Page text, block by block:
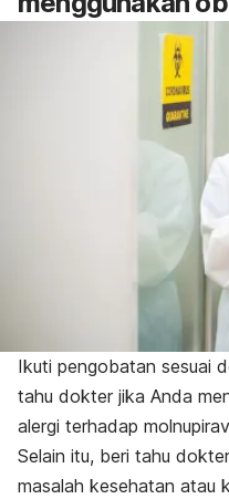
Ikuti pengobatan sesuai
tahu dokter jika Anda
alergi terhadap
Selain itu, beri tahu
masalah kesehatan atau